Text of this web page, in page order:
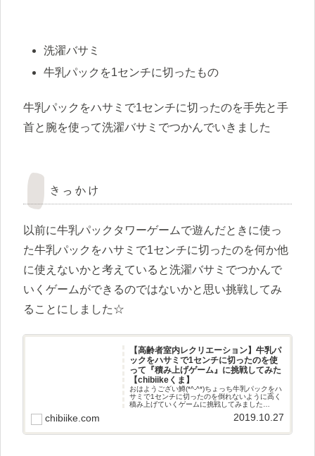
洗濯バサミ
牛乳パックを1センチに切ったもの
牛乳パックをハサミで1センチに切ったのを手先と手
首と腕を使って洗濯バサミでつかんでいきました
きっかけ
以前に牛乳パックタワーゲームで遊んだときに使っ
た牛乳パックをハサミで1センチに切ったのを何か他
に使えないかと考えていると洗濯バサミでつかんで
いくゲームができるのではないかと思い挑戦してみ
ることにしました☆
【高齢者室内レクリエーション】牛乳パ
ックをハサミで1センチに切ったのを使
って『積み上げゲーム』に挑戦してみた
【chibiikeくま】
おはようござい鱒(*^-^*)ちょっち牛乳パックをハ
サミで1センチに切ったのを倒れないように高く
積み上げていくゲームに挑戦してみました
牛乳パックをハサミで1センチに切ったのを使っ
chibiike.com 2019.10.27